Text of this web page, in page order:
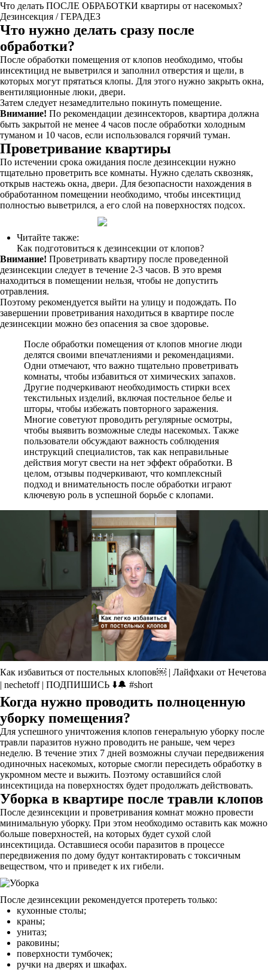
Что делать ПОСЛЕ ОБРАБОТКИ квартиры от насекомых?
Дезинсекция / ГЕРАДЕЗ
Что нужно делать сразу после
обработки?
После обработки помещения от клопов необходимо, чтобы
инсектицид не выветрился и заполнил отверстия и щели, в
которых могут прятаться клопы. Для этого нужно закрыть окна,
вентиляционные люки, двери.
Затем следует незамедлительно покинуть помещение.
Внимание! По рекомендации дезинсекторов, квартира должна
быть закрытой не менее 4 часов после обработки холодным
туманом и 10 часов, если использовался горячий туман.
Проветривание квартиры
По истечении срока ожидания после дезинсекции нужно
тщательно проветрить все комнаты. Нужно сделать сквозняк,
открыв настежь окна, двери. Для безопасности нахождения в
обработанном помещении необходимо, чтобы инсектицид
полностью выветрился, а его слой на поверхностях подсох.
Читайте также:
Как подготовиться к дезинсекции от клопов?
Внимание! Проветривать квартиру после проведенной
дезинсекции следует в течение 2-3 часов. В это время
находиться в помещении нельзя, чтобы не допустить
отравления.
Поэтому рекомендуется выйти на улицу и подождать. По
завершении проветривания находиться в квартире после
дезинсекции можно без опасения за свое здоровье.
После обработки помещения от клопов многие люди
делятся своими впечатлениями и рекомендациями.
Одни отмечают, что важно тщательно проветривать
комнаты, чтобы избавиться от химических запахов.
Другие подчеркивают необходимость стирки всех
текстильных изделий, включая постельное белье и
шторы, чтобы избежать повторного заражения.
Многие советуют проводить регулярные осмотры,
чтобы выявить возможные следы насекомых. Также
пользователи обсуждают важность соблюдения
инструкций специалистов, так как неправильные
действия могут свести на нет эффект обработки. В
целом, отзывы подчеркивают, что комплексный
подход и внимательность после обработки играют
ключевую роль в успешной борьбе с клопами.
Как избавиться от постельных клопов￼ | Лайфхаки от Нечетова
| nechetoff | ПОДПИШИСЬ ⬇️🔔 #short
Когда нужно проводить полноценную
уборку помещения?
Для успешного уничтожения клопов генеральную уборку после
травли паразитов нужно проводить не раньше, чем через
неделю. В течение этих 7 дней возможны случаи передвижения
одиночных насекомых, которые смогли пересидеть обработку в
укромном месте и выжить. Поэтому оставшийся слой
инсектицида на поверхностях будет продолжать действовать.
Уборка в квартире после травли клопов
После дезинсекции и проветривания комнат можно провести
минимальную уборку. При этом необходимо оставить как можно
больше поверхностей, на которых будет сухой слой
инсектицида. Оставшиеся особи паразитов в процессе
передвижения по дому будут контактировать с токсичным
веществом, что и приведет к их гибели.
После дезинсекции рекомендуется протереть только:
кухонные столы;
краны;
унитаз;
раковины;
поверхности тумбочек;
ручки на дверях и шкафах.